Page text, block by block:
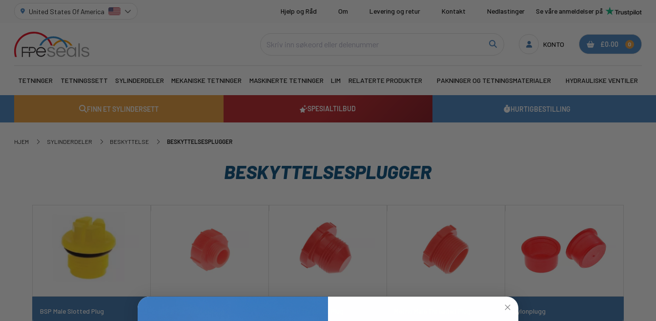
United States Of America Hjelp og Råd Om Levering og retur Kontakt Nedlastinger Se våre anmeldelser på
KONTO £0.00 0
TETNINGER TETNINGSSETT SYLINDERDELER MEKANISKE TETNINGER MASKINERTE TETNINGER LIM RELATERTE PRODUKTER PAKNINGER OG TETNINGSMATERIALER HYDRAULISKE VENTILER
FINN ET SYLINDERSETT SPESIALTILBUD HURTIGBESTILLING
HJEM SYLINDERDELER BESKYTTELSE BESKYTTELSESPLUGGER
BESKYTTELSESPLUGGER
BSP Male Slotted Plug Nylonplugg